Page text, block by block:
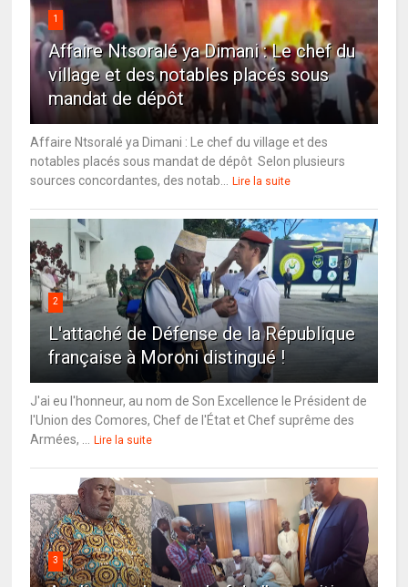
1
Affaire Ntsoralé ya Dimani : Le chef du
village et des notables placés sous
mandat de dépôt
Affaire Ntsoralé ya Dimani : Le chef du village et des
notables placés sous mandat de dépôt Selon plusieurs
sources concordantes, des notab...
Lire la suite
2
L'attaché de Défense de la République
française à Moroni distingué !
J'ai eu l'honneur, au nom de Son Excellence le Président de
l'Union des Comores, Chef de l'État et Chef suprême des
Armées, ...
Lire la suite
3